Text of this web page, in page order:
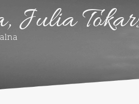
Julia